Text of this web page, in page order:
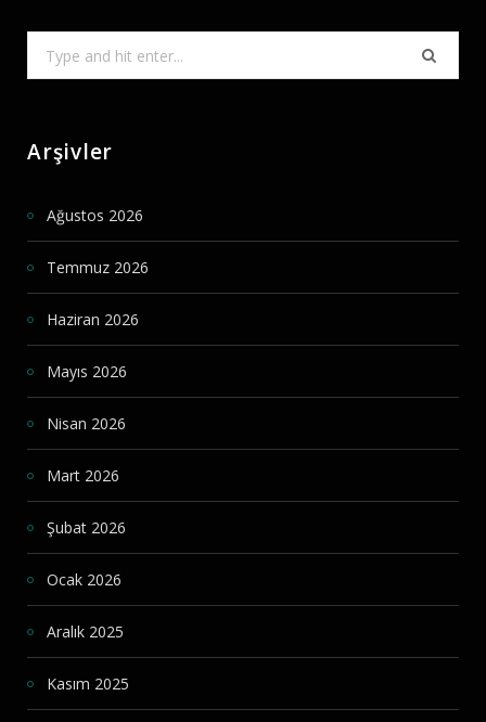
Arşivler
Ağustos 2026
Temmuz 2026
Haziran 2026
Mayıs 2026
Nisan 2026
Mart 2026
Şubat 2026
Ocak 2026
Aralık 2025
Kasım 2025